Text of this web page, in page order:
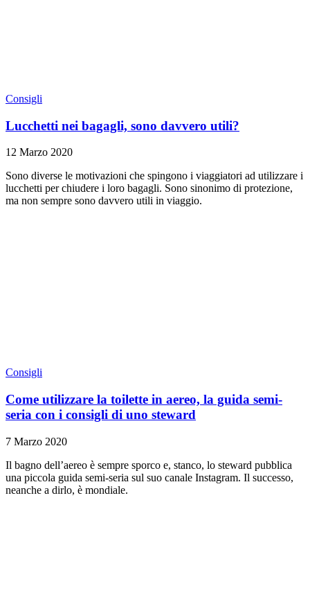
Consigli
Lucchetti nei bagagli, sono davvero utili?
12 Marzo 2020
Sono diverse le motivazioni che spingono i viaggiatori ad utilizzare i
lucchetti per chiudere i loro bagagli. Sono sinonimo di protezione,
ma non sempre sono davvero utili in viaggio.
Consigli
Come utilizzare la toilette in aereo, la guida semi-
seria con i consigli di uno steward
7 Marzo 2020
Il bagno dell’aereo è sempre sporco e, stanco, lo steward pubblica
una piccola guida semi-seria sul suo canale Instagram. Il successo,
neanche a dirlo, è mondiale.